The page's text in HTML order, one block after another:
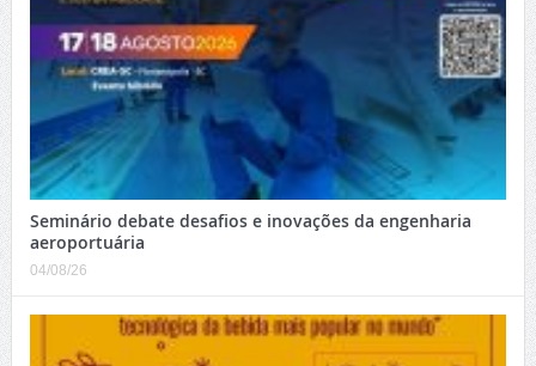
Seminário debate desafios e inovações da engenharia
aeroportuária
04/08/26